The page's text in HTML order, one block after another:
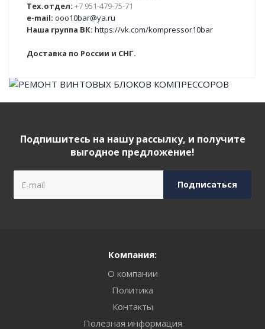
Тех.отдел: +7 951-479-75-71
e-mail: ooo10bar@ya.ru
Наша группа ВК: https://vk.com/kompressor10bar
Доставка по России и СНГ.
Подпишитесь на нашу рассылку, и получите
выгодное предложение!
Компания:
О компании
Политика
Контакты
Полезная информация